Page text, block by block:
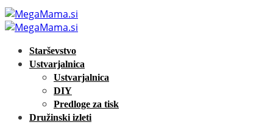
Starševstvo
Ustvarjalnica
Ustvarjalnica
DIY
Predloge za tisk
Družinski izleti